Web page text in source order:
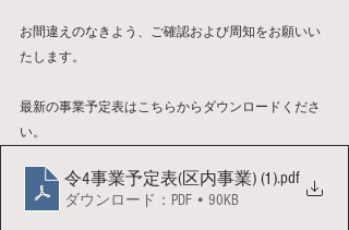
お間違えのなきよう、ご確認および周知をお願いい
たします。
最新の事業予定表はこちらからダウンロードくださ
い。
令4事業予定表(区内事業) (1).pdf
ダウンロード：PDF • 90KB